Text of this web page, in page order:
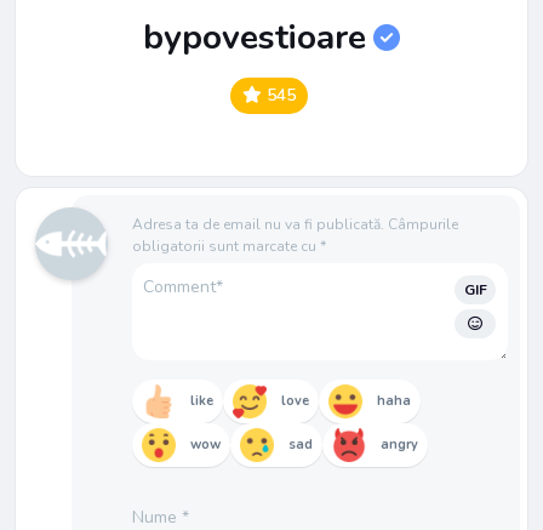
bypovestioare
545
Adresa ta de email nu va fi publicată. Câmpurile
obligatorii sunt marcate cu *
GIF
like love haha
wow sad angry
Nume *